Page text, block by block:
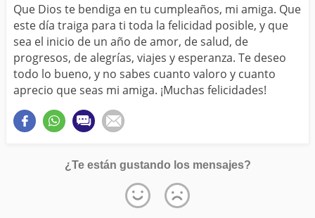
Que Dios te bendiga en tu cumpleaños, mi amiga. Que
este día traiga para ti toda la felicidad posible, y que
sea el inicio de un año de amor, de salud, de
progresos, de alegrías, viajes y esperanza. Te deseo
todo lo bueno, y no sabes cuanto valoro y cuanto
aprecio que seas mi amiga. ¡Muchas felicidades!
¿Te están gustando los mensajes?